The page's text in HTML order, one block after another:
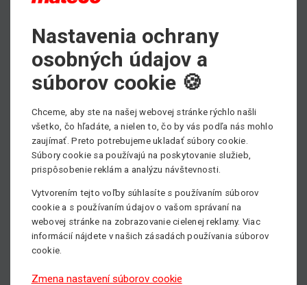
Naše stroje nemajú problém zvládnuť akékoľvek
podmienky, sú ideálnymi pomocníkmi pri stavebných
prácach. Vnašej ponukeprenájmuponúkame
plošiny,manipulátory ,vysokozdvižné vozíky
nájdeteTU.
Potrebujete prenajať, alebo si kúpiť pracovnú plošinu,
prípadne potrebujete poradiť pri výbere vhodného
pracovného stroja?
Neváhajte kontaktovať nášho obchodníka, všetky kontakty
nájdeteTU.
Nastavenia ochrany
osobných údajov a
súborov cookie 🍪
Chceme, aby ste na našej webovej stránke rýchlo našli
všetko, čo hľadáte, a nielen to, čo by vás podľa nás mohlo
zaujímať. Preto potrebujeme ukladať súbory cookie.
Súbory cookie sa používajú na poskytovanie služieb,
prispôsobenie reklám a analýzu návštevnosti.
Vytvorením tejto voľby súhlasíte s používaním súborov
cookie a s používaním údajov o vašom správaní na
webovej stránke na zobrazovanie cielenej reklamy. Viac
informácií nájdete v našich zásadách používania súborov
cookie.
Zmena nastavení súborov cookie